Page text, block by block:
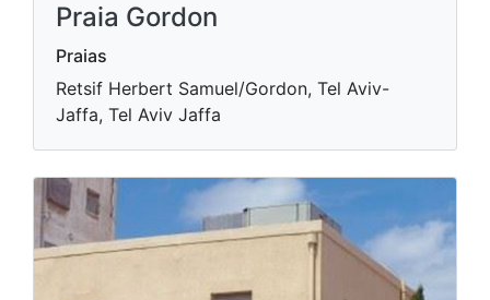
Praia Gordon
Praias
Retsif Herbert Samuel/Gordon, Tel Aviv-
Jaffa, Tel Aviv Jaffa